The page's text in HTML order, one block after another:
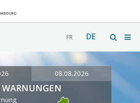
FR DE
08.08.2026
WARNUNGEN